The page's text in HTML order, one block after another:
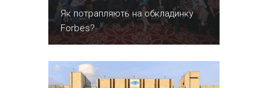
​Як потрапляють на обкладинку
Forbes?